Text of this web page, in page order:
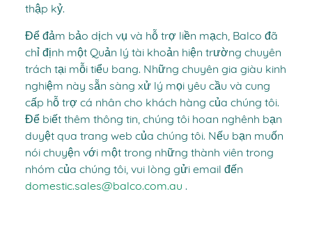
thập kỷ.
Để đảm bảo dịch vụ và hỗ trợ liền mạch, Balco đã
chỉ định một Quản lý tài khoản hiện trường chuyên
trách tại mỗi tiểu bang. Những chuyên gia giàu kinh
nghiệm này sẵn sàng xử lý mọi yêu cầu và cung
cấp hỗ trợ cá nhân cho khách hàng của chúng tôi.
Để biết thêm thông tin, chúng tôi hoan nghênh bạn
duyệt qua trang web của chúng tôi. Nếu bạn muốn
nói chuyện với một trong những thành viên trong
nhóm của chúng tôi, vui lòng gửi email đến
domestic.sales@balco.com.au .